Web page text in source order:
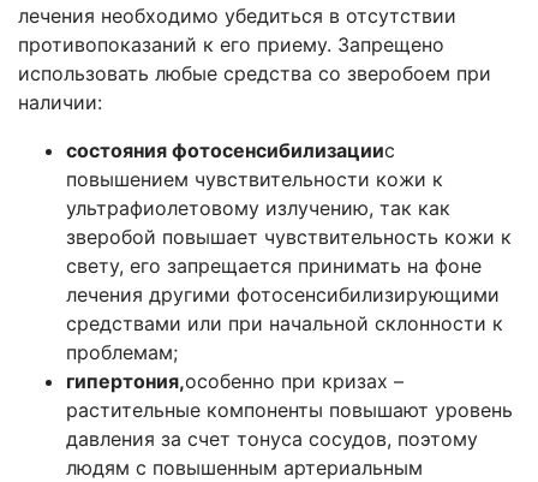
лечения необходимо убедиться в отсутствии
противопоказаний к его приему. Запрещено
использовать любые средства со зверобоем при
наличии:
состояния фотосенсибилизациис
повышением чувствительности кожи к
ультрафиолетовому излучению, так как
зверобой повышает чувствительность кожи к
свету, его запрещается принимать на фоне
лечения другими фотосенсибилизирующими
средствами или при начальной склонности к
проблемам;
гипертония,особенно при кризах –
растительные компоненты повышают уровень
давления за счет тонуса сосудов, поэтому
людям с повышенным артериальным